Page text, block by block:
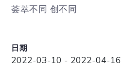
荟萃不同 创不同
日期
2022-03-10 - 2022-04-16